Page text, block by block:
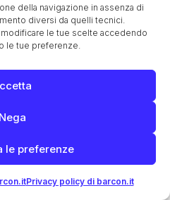
della navigazione in assenza di
diversi da quelli tecnici.
le tue scelte accedendo
le tue preferenze.
Nega
le preferenze
Privacy policy di barcon.it
Subirono danni dai
bombardamenti
che cura la
e al